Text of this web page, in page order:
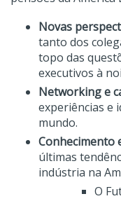
Novas
tanto dos
topo das
executivos à
Networking e
experiências e
mundo.
Conhecimento
últimas
indústria na
O